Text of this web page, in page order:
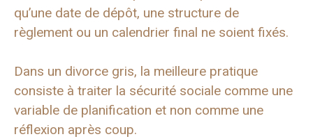
qu’une date de dépôt, une structure de
règlement ou un calendrier final ne soient fixés.
Dans un divorce gris, la meilleure pratique
consiste à traiter la sécurité sociale comme une
variable de planification et non comme une
réflexion après coup.